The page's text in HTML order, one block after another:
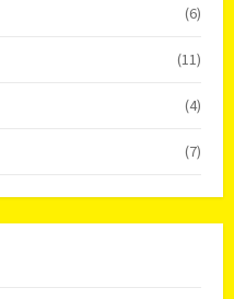
(6)
(11)
(4)
(7)